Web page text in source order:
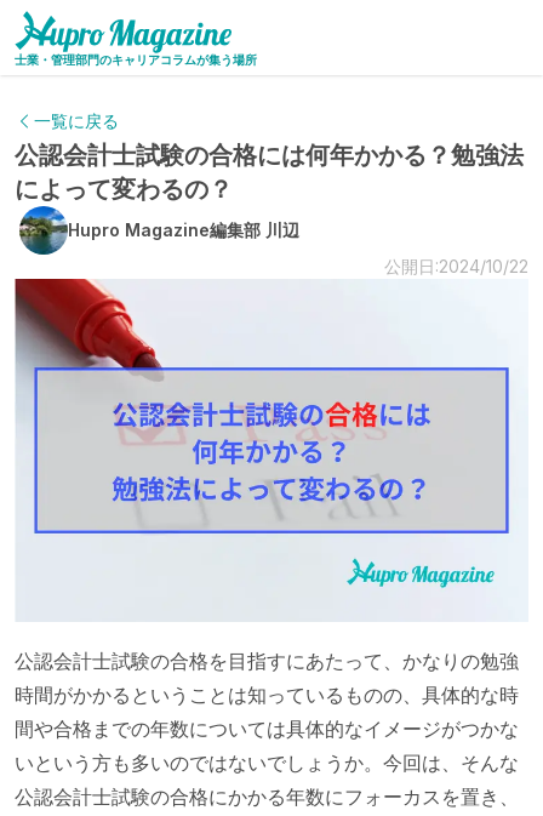
士業・管理部門のキャリアコラムが集う場所
一覧に戻る
公認会計士試験の合格には何年かかる？勉強法
によって変わるの？
Hupro Magazine編集部 川辺
公開日:2024/10/22
公認会計士試験の合格を目指すにあたって、かなりの勉強
時間がかかるということは知っているものの、具体的な時
間や合格までの年数については具体的なイメージがつかな
いという方も多いのではないでしょうか。今回は、そんな
公認会計士試験の合格にかかる年数にフォーカスを置き、